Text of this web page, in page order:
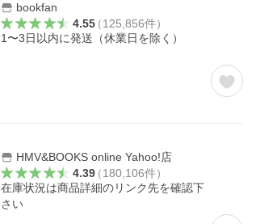
bookfan
4.55（125,856件）
1〜3日以内に発送（休業日を除く）
HMV&BOOKS online Yahoo!店
4.39（180,106件）
在庫状況は商品詳細のリンク先を確認下
さい